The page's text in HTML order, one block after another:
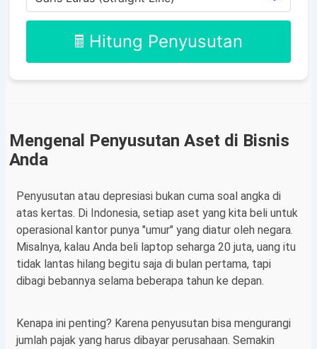
🖩 Hitung Penyusutan
Mengenal Penyusutan Aset di Bisnis
Anda
Penyusutan atau depresiasi bukan cuma soal angka di
atas kertas. Di Indonesia, setiap aset yang kita beli untuk
operasional kantor punya "umur" yang diatur oleh negara.
Misalnya, kalau Anda beli laptop seharga 20 juta, uang itu
tidak lantas hilang begitu saja di bulan pertama, tapi
dibagi bebannya selama beberapa tahun ke depan.
Kenapa ini penting? Karena penyusutan bisa mengurangi
jumlah pajak yang harus dibayar perusahaan. Semakin